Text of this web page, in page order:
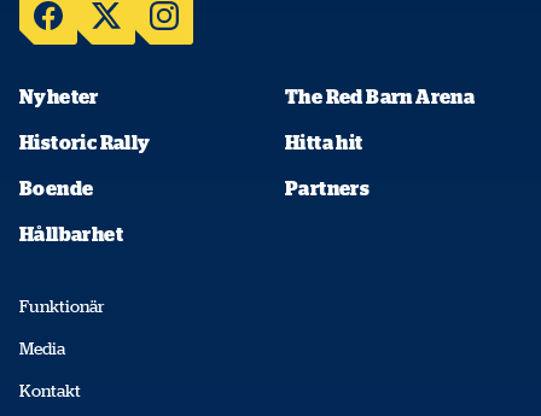
Nyheter The Red Barn Arena
Historic Rally Hitta hit
Boende Partners
Hållbarhet
Funktionär
Media
Kontakt